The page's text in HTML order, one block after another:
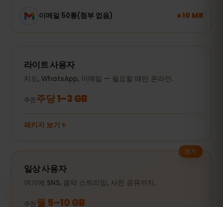
이메일 50통(첨부 없음) ± 10 MB
라이트 사용자
지도, WhatsApp, 이메일 — 필요할 때만 온라인.
추천 주당 1–3 GB
패키지 보기
인기
일상 사용자
여기에 SNS, 음악 스트리밍, 사진 공유까지.
추천 월 5–10 GB